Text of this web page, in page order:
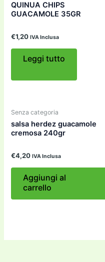
QUINUA CHIPS
GUACAMOLE 35GR
€1,20 IVA Inclusa
Leggi tutto
Senza categoria
salsa herdez guacamole
cremosa 240gr
€4,20 IVA Inclusa
Aggiungi al
carrello